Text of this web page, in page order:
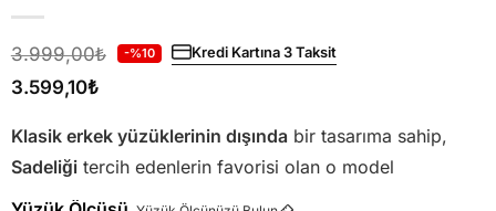
3.999,00₺ -%10 Kredi Kartına 3 Taksit
3.599,10₺
Klasik erkek yüzüklerinin dışında bir tasarıma sahip,
Sadeliğitercih edenlerin favorisi olan o model